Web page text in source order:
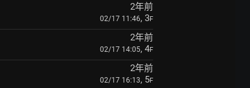
2年前
02/17 11:46, 3F
2年前
02/17 14:05, 4F
2年前
02/17 16:13, 5F